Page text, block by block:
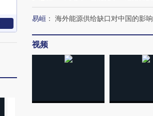
易峘 ： 海外能源供给缺口对中国的影响
视频